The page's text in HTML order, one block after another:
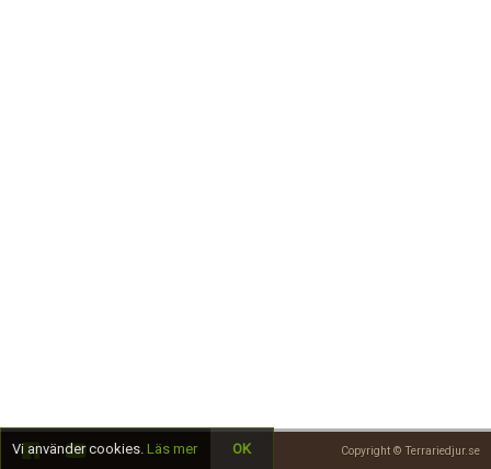
Copyright © Terrariedjur.se
Vi använder cookies. Läs mer OK